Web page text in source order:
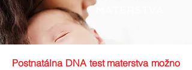
Postnatálna DNA test materstva možno